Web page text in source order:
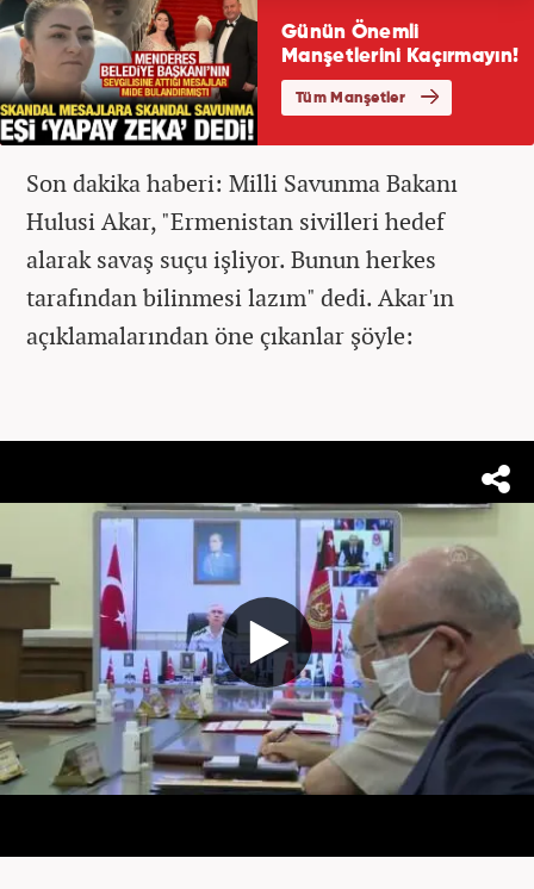
Son dakika haberi: Milli Savunma Bakanı
Hulusi Akar, "Ermenistan sivilleri hedef
alarak savaş suçu işliyor. Bunun herkes
tarafından bilinmesi lazım" dedi. Akar'ın
açıklamalarından öne çıkanlar şöyle: